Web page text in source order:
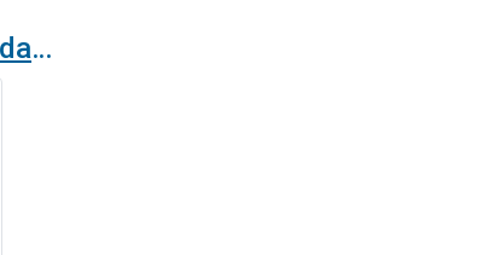
Ventiladores EC en unidades de tratamiento de aire: EC FanGrid